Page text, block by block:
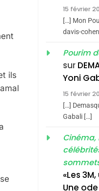
ils
2
5
15 février
[…] Mon
davis-
Pourim
sur
Yoni
15 février
[…]
Gabali […]
Cinéma,
«Les
Une
Par Thérèse Zrihen-